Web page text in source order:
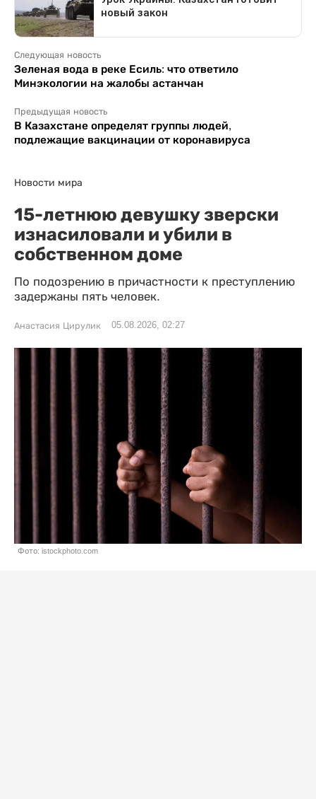
Следующая новость
Зеленая вода в реке Есиль: что ответило
Минэкологии на жалобы астанчан
Предыдущая новость
В Казахстане определят группы людей,
подлежащие вакцинации от коронавируса
Новости мира
15-летнюю девушку зверски
изнасиловали и убили в
собственном доме
По подозрению в причастности к преступлению
задержаны пять человек.
Анастасия Цирулик 05.08.2026, 02:27
Фото: istockphoto.com